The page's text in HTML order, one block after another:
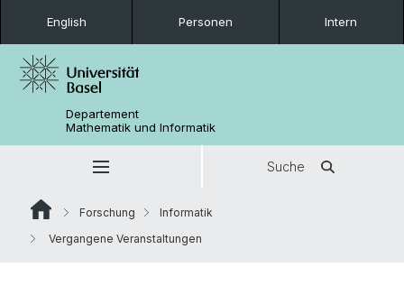
English Personen Intern
Departement
Mathematik und Informatik
Suche
Forschung
Informatik
Vergangene Veranstaltungen